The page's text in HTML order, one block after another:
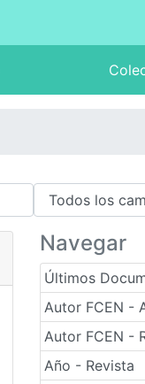
Navegar
Últimos
Autor FCEN -
Autor FCEN -
Año - Revista